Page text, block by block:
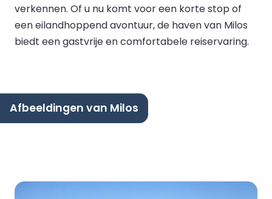
verkennen. Of u nu komt voor een korte stop of
een eilandhoppend avontuur, de haven van Milos
biedt een gastvrije en comfortabele reiservaring.
Afbeeldingen van Milos